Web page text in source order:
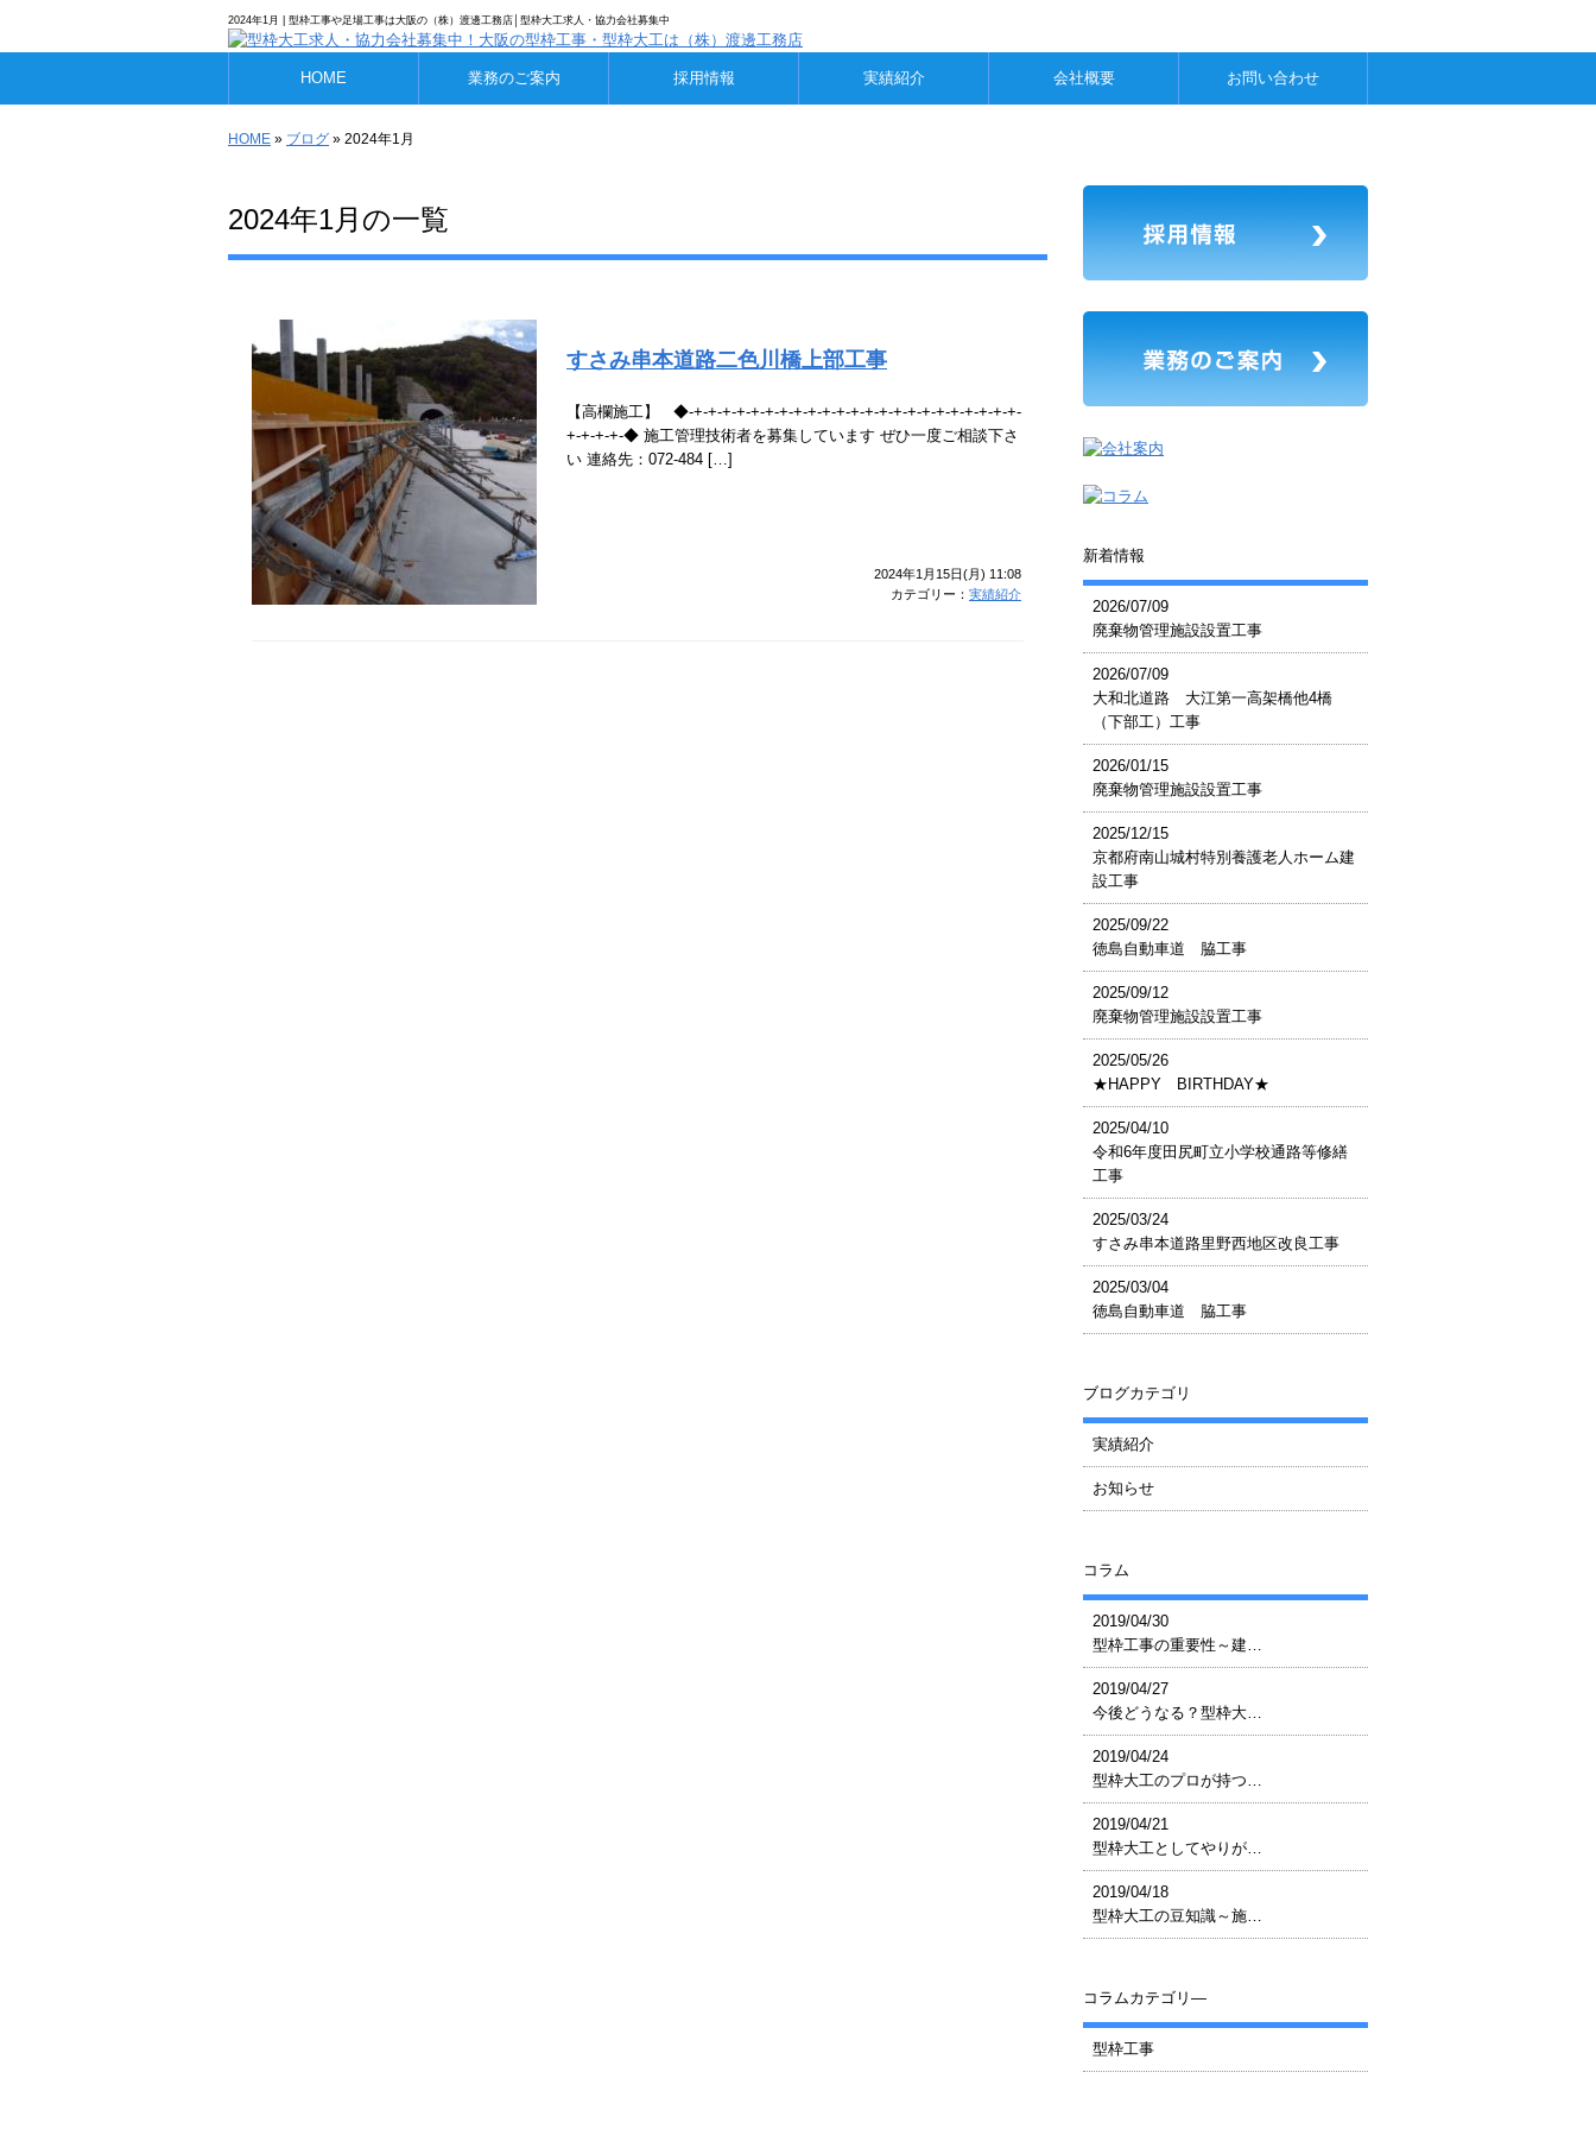
2024年1月 | 型枠工事や足場工事は大阪の（株）渡邊工務店│型枠大工求人・協力会社募集中
HOME 業務のご案内 採用情報 実績紹介 会社概要 お問い合わせ
HOME » ブログ » 2024年1月
2024年1月の一覧
すさみ串本道路二色川橋上部工事
【高欄施工】 ◆-+-+-+-+-+-+-+-+-+-+-+-+-+-+-+-+-+-+-+-+-+-+-+-
+-+-+-+-◆ 施工管理技術者を募集しています ぜひ一度ご相談下さ
い 連絡先：072-484 […]
2024年1月15日(月) 11:08
カテゴリー： 実績紹介
新着情報
2026/07/09
廃棄物管理施設設置工事
2026/07/09
大和北道路 大江第一高架橋他4橋
（下部工）工事
2026/01/15
廃棄物管理施設設置工事
2025/12/15
京都府南山城村特別養護老人ホーム建
設工事
2025/09/22
徳島自動車道 脇工事
2025/09/12
廃棄物管理施設設置工事
2025/05/26
★HAPPY BIRTHDAY★
2025/04/10
令和6年度田尻町立小学校通路等修繕
工事
2025/03/24
すさみ串本道路里野西地区改良工事
2025/03/04
徳島自動車道 脇工事
ブログカテゴリ
実績紹介
お知らせ
コラム
2019/04/30
型枠工事の重要性～建…
2019/04/27
今後どうなる？型枠大…
2019/04/24
型枠大工のプロが持つ…
2019/04/21
型枠大工としてやりが…
2019/04/18
型枠大工の豆知識～施…
コラムカテゴリ―
型枠工事